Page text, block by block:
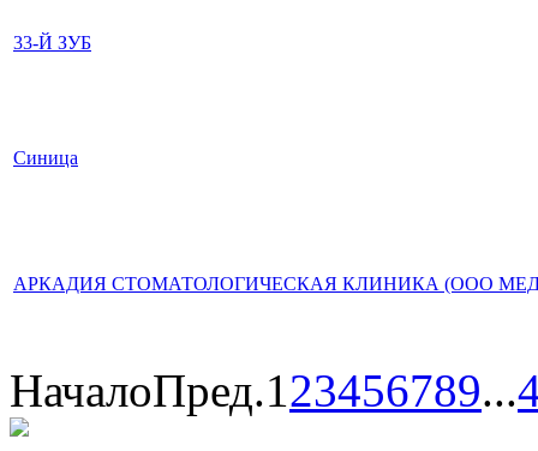
33-Й ЗУБ
Синица
АРКАДИЯ СТОМАТОЛОГИЧЕСКАЯ КЛИНИКА (ООО
НачалоПред.123456789...